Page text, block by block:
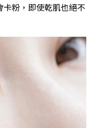
粉，即使乾肌也絕不